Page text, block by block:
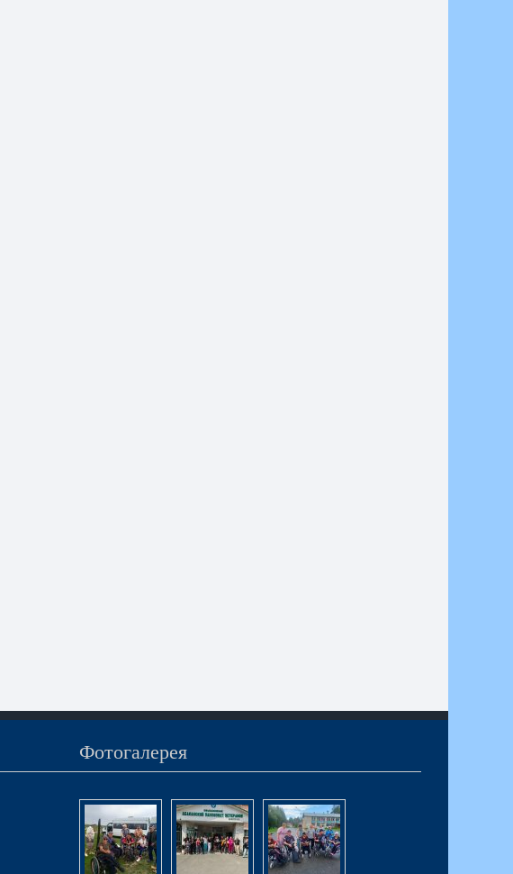
Фотогалерея